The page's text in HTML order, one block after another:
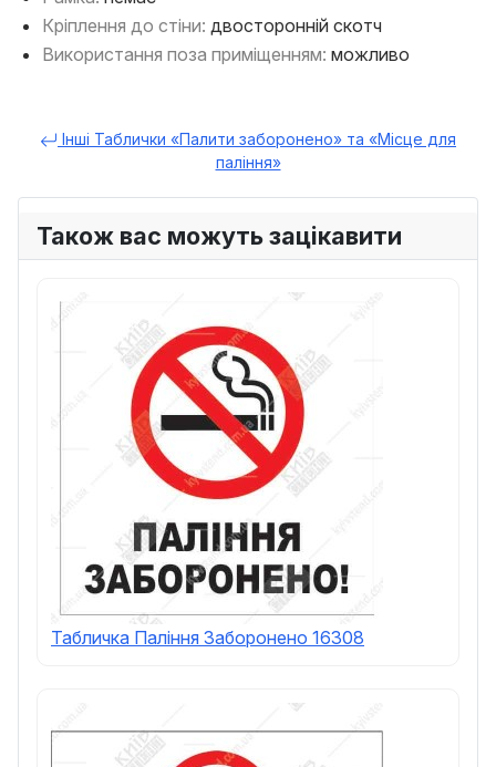
Кріплення до стіни: двосторонній скотч
Використання поза приміщенням: можливо
Інші Таблички «Палити заборонено» та «Місце для
паління»
Також вас можуть зацікавити
Табличка Паління Заборонено 16308